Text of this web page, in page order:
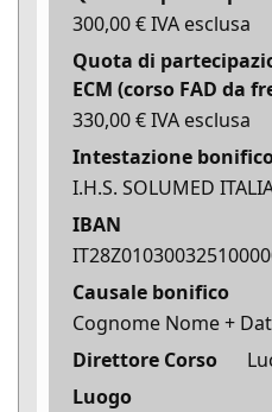
300,00 € IVA esclusa
Quota di
ECM (corso FAD da
330,00 € IVA esclusa
Intestazione
I.H.S. SOLUMED
IBAN
Causale bonifico
Cognome Nome +
Direttore Corso
Luogo